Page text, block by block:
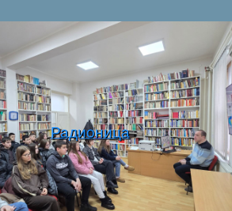
Радионица